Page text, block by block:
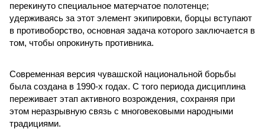
перекинуто специальное матерчатое полотенце;
удерживаясь за этот элемент экипировки, борцы вступают
в противоборство, основная задача которого заключается в
том, чтобы опрокинуть противника.
Современная версия чувашской национальной борьбы
была создана в 1990-х годах. С того периода дисциплина
переживает этап активного возрождения, сохраняя при
этом неразрывную связь с многовековыми народными
традициями.